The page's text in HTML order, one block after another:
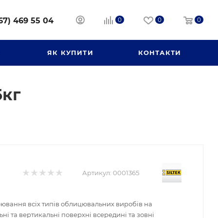
469 55 04 0 0 0
ЯК КУПИТИ КОНТАКТИ
Артикул: 0001365
всіх типів облицювальних виробів на
та вертикальні поверхні всередині та зовні